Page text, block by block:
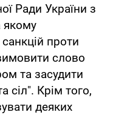
Ради України з
якому
проти
слово
та засудити
сіл". Крім того,
деяких